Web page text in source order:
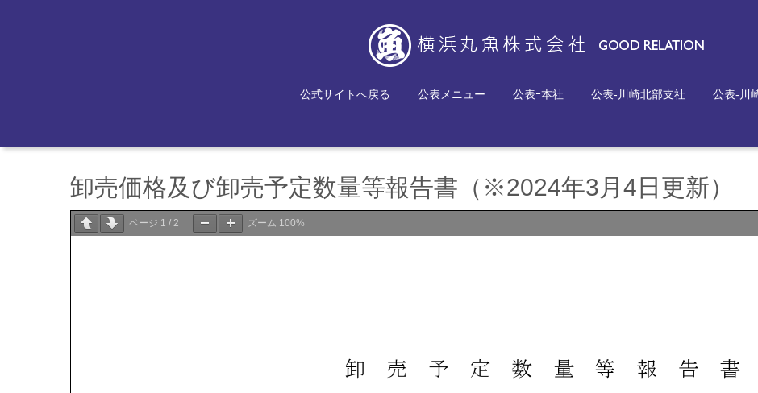
公式サイトへ戻る 公表メニュー 公表ｰ本社 公表-川崎北部支社 公表-川
卸売価格及び卸売予定数量等報告書（※2024年3月4日更新）
ページ 1 / 2 ズーム 100%